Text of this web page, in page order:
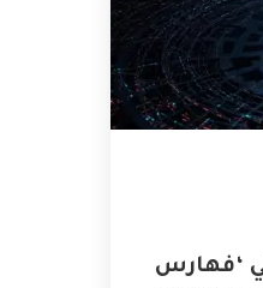
‘فهارس